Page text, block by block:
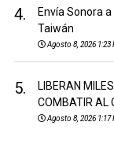
4.
Envía Sonora
Taiwán
Agosto 8, 2026 1:23
5.
LIBERAN
COMBATIR AL
Agosto 8, 2026 1:17